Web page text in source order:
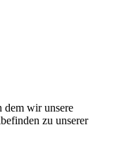
dem wir unsere
zu unserer